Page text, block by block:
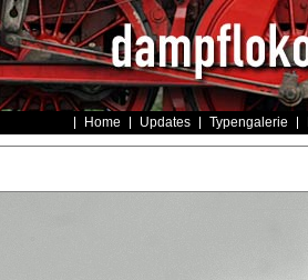
Home Updates Typengalerie